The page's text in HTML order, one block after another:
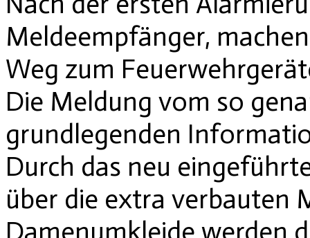
Meldeempfänger,
Weg zum
Die Meldung vom so
grundlegenden
Durch das neu
über die extra verbauten
Damenumkleide werden